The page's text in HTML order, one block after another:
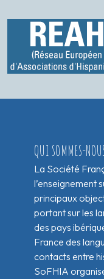
QUI SOMMES-
La Société
l’enseignement
principaux
portant sur les
des pays
France des
contacts entre
SoFHIA